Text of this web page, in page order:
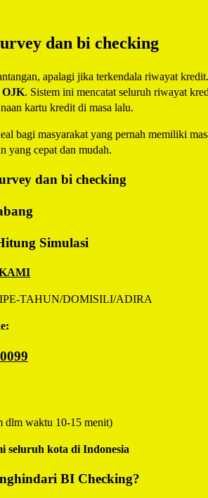
dan bi checking
apalagi jika terkendala riwayat
. Sistem ini mencatat seluruh riwayat
kartu kredit di masa lalu.
bagi masyarakat yang pernah memiliki
yang cepat dan mudah.
dan bi checking
Simulasi
TAHUN/DOMISILI/ADIRA
dlm waktu 10-15 menit)
seluruh kota di Indonesia
BI Checking?